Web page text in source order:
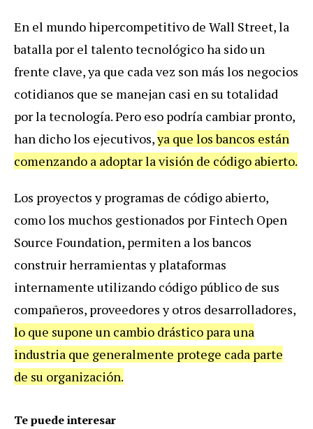
En el mundo hipercompetitivo de Wall Street, la
batalla por el talento tecnológico ha sido un
frente clave, ya que cada vez son más los negocios
cotidianos que se manejan casi en su totalidad
por la tecnología. Pero eso podría cambiar pronto,
han dicho los ejecutivos,ya que los bancos están
comenzando a adoptar la visión de código abierto.
Los proyectos y programas de código abierto,
como los muchos gestionados por Fintech Open
Source Foundation, permiten a los bancos
construir herramientas y plataformas
internamente utilizando código público de sus
compañeros, proveedores y otros desarrolladores,
lo que supone un cambio drástico para una
industria que generalmente protege cada parte
de su organización.
Te puede interesar